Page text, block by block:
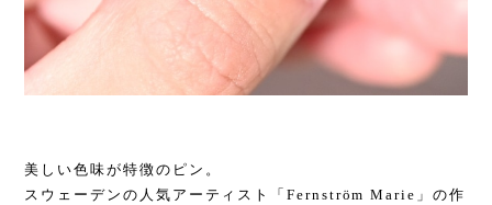
美しい色味が特徴のピン。
スウェーデンの人気アーティスト「Fernström Marie」の作